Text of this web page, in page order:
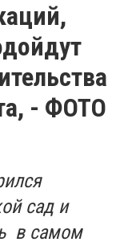
- ФОТО
сад и
в самом